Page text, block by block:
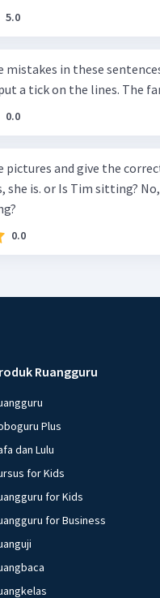
5.0
mistakes in these
is correct,
0.0
and give the correct answers.
she is. or Is Tim sitting? No,
0.0
Ruangguru
Plus
dan Lulu
for Kids
for Kids
for Business